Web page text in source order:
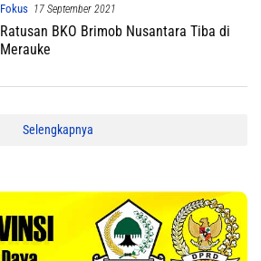
Fokus 17 September 2021
Ratusan BKO Brimob Nusantara Tiba di
Merauke
Selengkapnya